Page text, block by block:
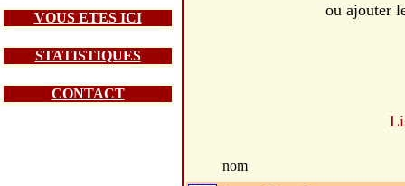
VOUS ETES ICI
STATISTIQUES
CONTACT
ou ajouter
nom